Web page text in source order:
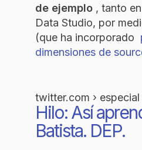
de ejemplo , tanto
Data Studio, por
(que ha incorporado
dimensiones de
twitter.com › especial
Hilo: Así
Batista. DEP.